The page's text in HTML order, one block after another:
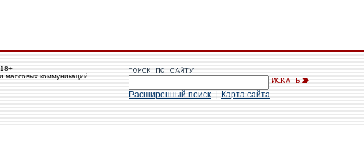
массовых коммуникаций
Расширенный поиск Карта сайта